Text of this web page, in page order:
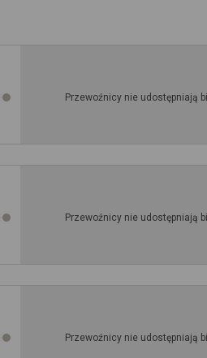
Przewoźnicy nie udostępniają
Przewoźnicy nie udostępniają
Przewoźnicy nie udostępniają